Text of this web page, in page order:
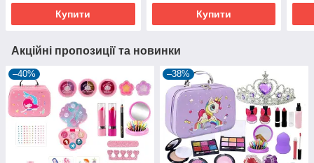
Купити Купити
Акційні пропозиції та новинки
–40% –38%